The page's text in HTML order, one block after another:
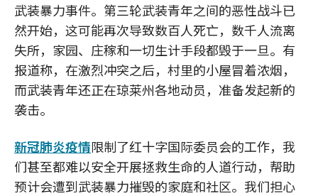
武装暴力事件。第三轮武装青年之间的恶性战斗已
然开始，这可能再次导致数百人死亡，数千人流离
失所，家园、庄稼和一切生计手段都毁于一旦。有
报道称，在激烈冲突之后，村里的小屋冒着浓烟，
而武装青年还正在琼莱州各地动员，准备发起新的
袭击。
新冠肺炎疫情限制了红十字国际委员会的工作，我
们甚至都难以安全开展拯救生命的人道行动，帮助
预计会遭到武装暴力摧毁的家庭和社区。我们担心